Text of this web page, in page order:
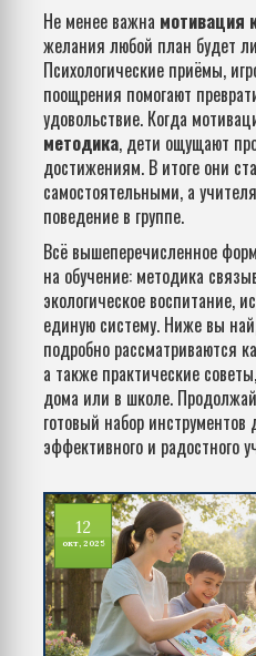
Не менее важна мотивация
желания любой план будет
Психологические приёмы,
поощрения помогают
удовольствие. Когда
методика, дети ощущают
достижениям. В итоге они
самостоятельными, а
поведение в группе.
Всё вышеперечисленное
на обучение: методика
экологическое воспитание,
единую систему. Ниже вы
подробно рассматриваются
а также практические
дома или в школе.
готовый набор инструментов
эффективного и радостного
12
окт, 2025